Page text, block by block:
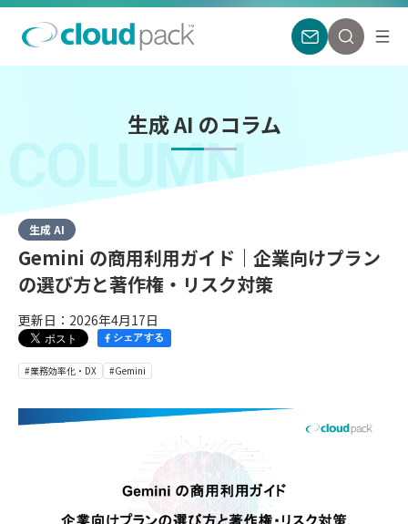
生成 AI のコラム
COLUMN
生成 AI
Gemini の商用利用ガイド｜企業向けプラン
の選び方と著作権・リスク対策
更新日：2026年4月17日
シェアする
#業務効率化・DX #Gemini